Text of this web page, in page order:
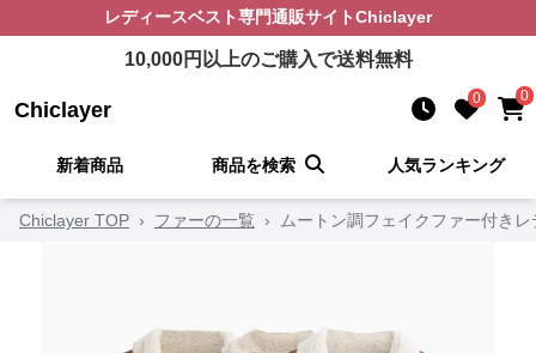
レディースベスト専門通販サイトChiclayer
10,000円以上のご購入で送料無料
Chiclayer 0 0
新着商品 商品を検索 人気ランキング
Chiclayer TOP › ファーの一覧 › ムートン調フェイクファー付き